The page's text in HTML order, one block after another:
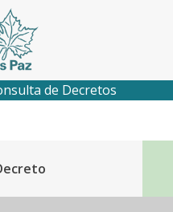
de Decretos